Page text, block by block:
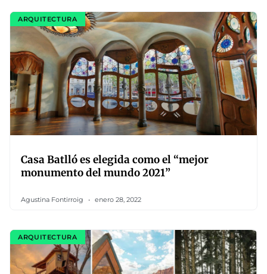
ARQUITECTURA
Casa Batlló es elegida como el “mejor
monumento del mundo 2021”
Agustina Fontirroig enero 28, 2022
ARQUITECTURA